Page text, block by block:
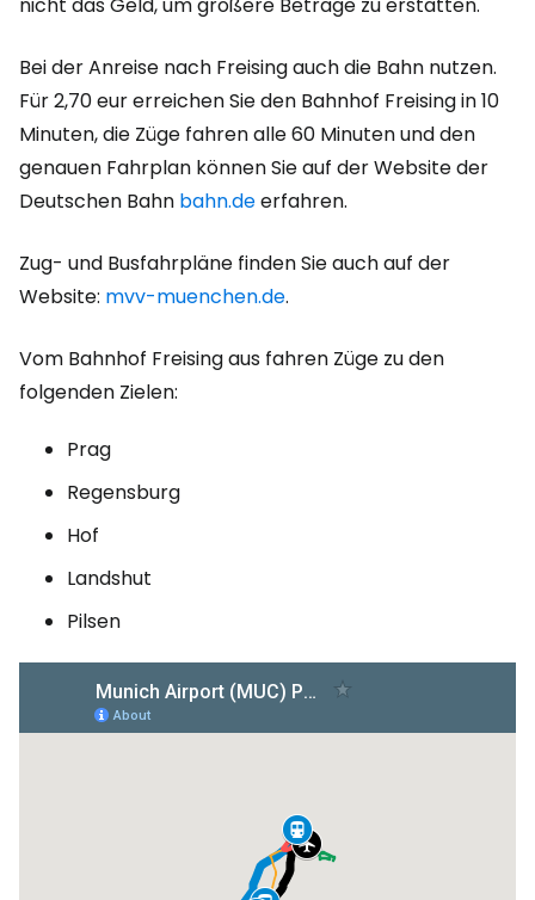
nicht das Geld, um größere Beträge zu erstatten.
Bei der Anreise nach Freising auch die Bahn nutzen.
Für 2,70 eur erreichen Sie den Bahnhof Freising in 10
Minuten, die Züge fahren alle 60 Minuten und den
genauen Fahrplan können Sie auf der Website der
Deutschen Bahn bahn.deerfahren.
Zug- und Busfahrpläne finden Sie auch auf der
Website: mvv-muenchen.de.
Vom Bahnhof Freising aus fahren Züge zu den
folgenden Zielen:
Prag
Regensburg
Hof
Landshut
Pilsen